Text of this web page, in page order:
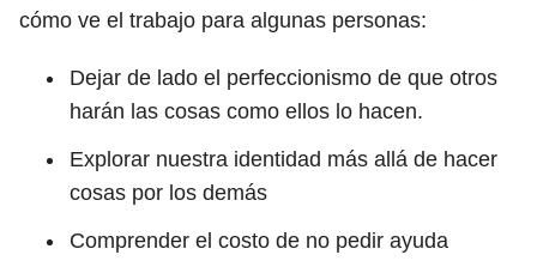
cómo ve el trabajo para algunas personas:
Dejar de lado el perfeccionismo de que otros
harán las cosas como ellos lo hacen.
Explorar nuestra identidad más allá de hacer
cosas por los demás
Comprender el costo de no pedir ayuda